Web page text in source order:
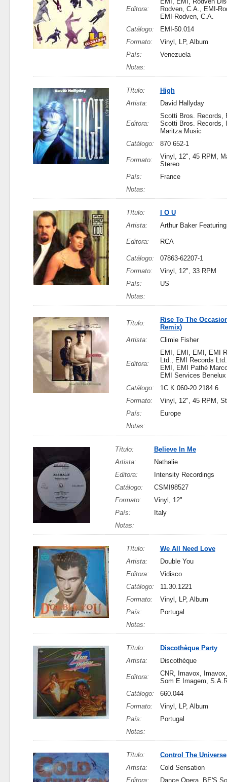
Editora:
Rodven, C.A., EMI-
EMI-Rodven, C.A.
Catálogo:
EMI-50.014
Formato:
Vinyl, LP, Album
País:
Venezuela
Notas:
Título:
High
Artista:
David Hallyday
Editora:
Scotti Bros. Records,
Scotti Bros. Records,
Maritza Music
Catálogo:
870 652-1
Formato:
Vinyl, 12", 45 RPM,
Stereo
País:
France
Notas:
Título:
I O U
Artista:
Arthur Baker
Editora: RCA
Catálogo:
07863-62207-1
Formato:
Vinyl, 12", 33 RPM
País:
US
Notas:
Título:
Rise To The
Remix)
Artista:
Climie Fisher
Editora:
EMI, EMI, EMI, EMI
Ltd., EMI Records
EMI, EMI Pathé
EMI Services
Catálogo:
1C K 060-20 2184 6
Formato:
Vinyl, 12", 45 RPM,
País:
Europe
Notas:
Título:
Believe In Me
Artista:
Nathalie
Editora:
Intensity Recordings
Catálogo:
CSMI98527
Formato:
Vinyl, 12"
País:
Italy
Notas:
Título:
We All Need Love
Artista:
Double You
Editora:
Vidisco
Catálogo:
11.30.1221
Formato:
Vinyl, LP, Album
País:
Portugal
Notas:
Título:
Discothèque Party
Artista:
Discothèque
Editora:
CNR, Imavox,
Som E Imagem,
Catálogo:
660.044
Formato:
Vinyl, LP, Album
País:
Portugal
Notas:
Título:
Control The Universe
Artista:
Cold Sensation
Editora:
Dance Opera, BE'S